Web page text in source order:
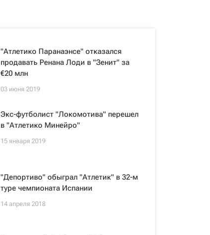
"Атлетико Паранаэнсе" отказался
продавать Ренана Лоди в "Зенит" за
€20 млн
03 июня 2019
Экс-футболист "Локомотива" перешел
в "Атлетико Минейро"
15 января 2019
"Депортиво" обыграл "Атлетик" в 32-м
туре чемпионата Испании
14 апреля 2018